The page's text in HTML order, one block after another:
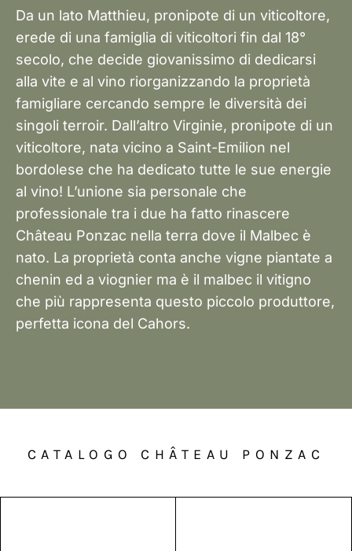
Da un lato Matthieu, pronipote di un viticoltore,
erede di una famiglia di viticoltori fin dal 18°
secolo, che decide giovanissimo di dedicarsi
alla vite e al vino riorganizzando la proprietà
famigliare cercando sempre le diversità dei
singoli terroir. Dall’altro Virginie, pronipote di un
viticoltore, nata vicino a Saint-Emilion nel
bordolese che ha dedicato tutte le sue energie
al vino! L’unione sia personale che
professionale tra i due ha fatto rinascere
Château Ponzac nella terra dove il Malbec è
nato. La proprietà conta anche vigne piantate a
chenin ed a viognier ma è il malbec il vitigno
che più rappresenta questo piccolo produttore,
perfetta icona del Cahors.
CATALOGO CHÂTEAU PONZAC